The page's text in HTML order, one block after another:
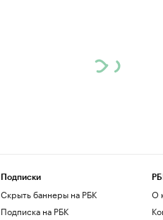
Подписки
Скрыть баннеры на РБК
Подписка на РБК
О